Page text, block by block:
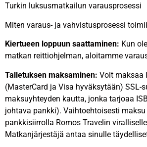
Turkin luksusmatkailun varausprosessi
Miten varaus- ja vahvistusprosessi
Kiertueen loppuun saattaminen: Kun
matkan reittiohjelman, aloitamme
Talletuksen maksaminen: Voit maksaa
(MasterCard ja Visa hyväksytään) SSL-
maksuyhteyden kautta, jonka tarjoaa
johtava pankki). Vaihtoehtoisesti
pankkisiirrolla Romos Travelin
Matkanjärjestäjä antaa sinulle